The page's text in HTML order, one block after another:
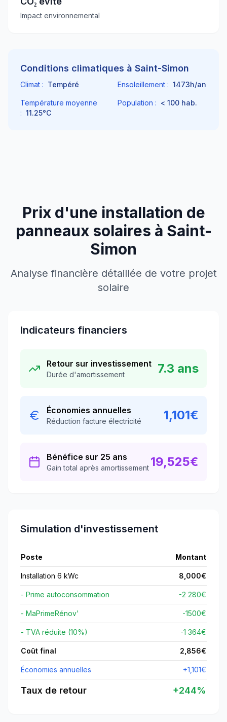
Impact environnemental
Conditions climatiques à Saint-Simon
Climat : Tempéré Ensoleillement : 1473h/an
Température moyenne
: 11.25°C
Population : < 100 hab.
Prix d'une installation de
panneaux solaires à Saint-
Simon
Analyse financière détaillée de votre projet
solaire
Indicateurs financiers
Retour sur investissement
Durée d'amortissement 7.3 ans
Économies annuelles
Réduction facture électricité 1,101€
Bénéfice sur 25 ans
Gain total après amortissement 19,525€
Simulation d'investissement
Poste Montant
Installation 6 kWc 8,000€
- Prime autoconsommation -2 280€
- MaPrimeRénov' -1500€
- TVA réduite (10%) -1 364€
Coût final 2,856€
Économies annuelles +1,101€
Taux de retour +244%